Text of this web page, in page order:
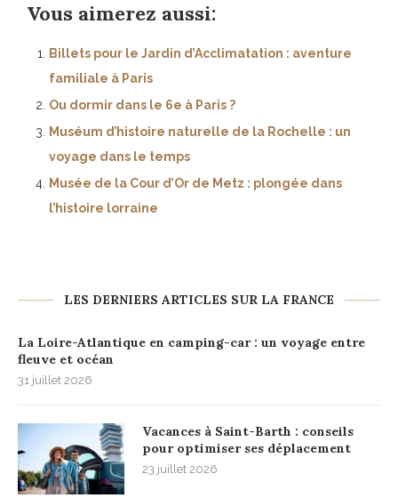
Vous aimerez aussi:
Billets pour le Jardin d’Acclimatation : aventure
familiale à Paris
Ou dormir dans le 6e à Paris ?
Muséum d’histoire naturelle de la Rochelle : un
voyage dans le temps
Musée de la Cour d’Or de Metz : plongée dans
l’histoire lorraine
LES DERNIERS ARTICLES SUR LA FRANCE
La Loire-Atlantique en camping-car : un voyage entre
fleuve et océan
31 juillet 2026
Vacances à Saint-Barth : conseils
pour optimiser ses déplacement
23 juillet 2026